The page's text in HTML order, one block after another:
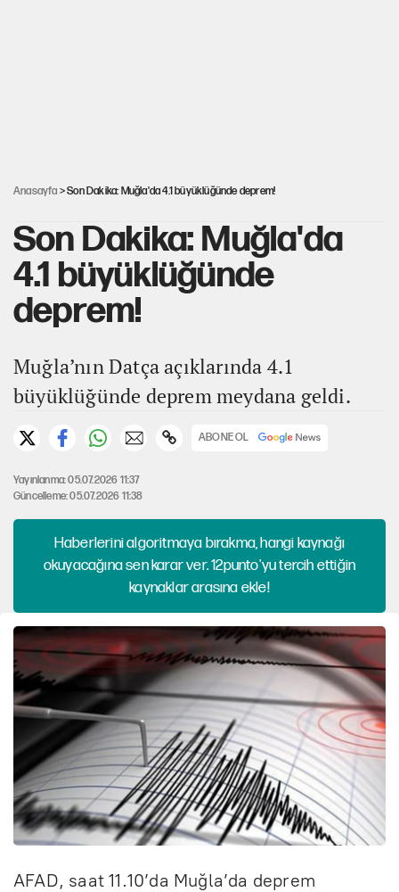
Anasayfa > Son Dakika: Muğla'da 4.1 büyüklüğünde deprem!
Son Dakika: Muğla'da
4.1 büyüklüğünde
deprem!
Muğla’nın Datça açıklarında 4.1
büyüklüğünde deprem meydana geldi.
ABONE OL
Yayınlanma: 05.07.2026 11:37
Güncelleme: 05.07.2026 11:38
Haberlerini algoritmaya bırakma, hangi kaynağı
okuyacağına sen karar ver. 12punto'yu tercih ettiğin
kaynaklar arasına ekle!
AFAD, saat 11.10’da Muğla’da deprem